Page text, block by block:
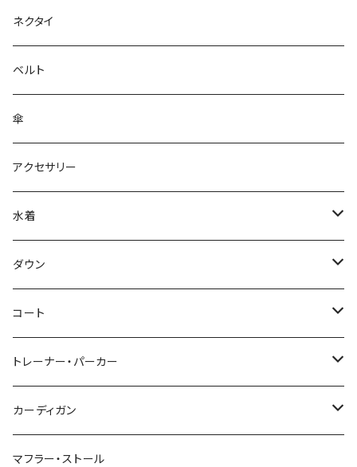
ネクタイ
ベルト
傘
アクセサリー
水着
～44/S
46/M
48/L
50/XL～
ダウン
～44/S
46/M
48/L
50/XL～
コート
～44/S
46/M
48/L
トレーナー・パーカー
～44/S
46/M
カーディガン
～44/S
マフラー・ストール